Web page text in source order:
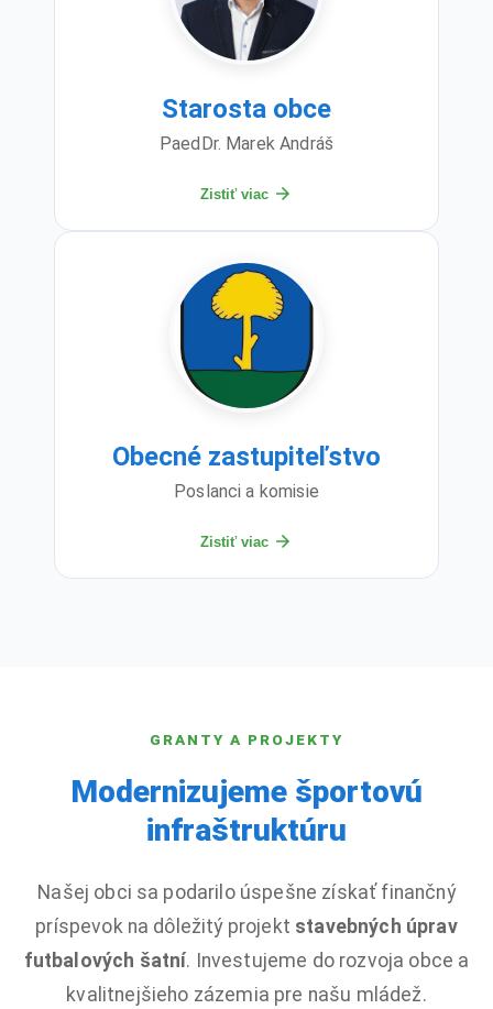
Starosta obce
PaedDr. Marek Andráš
Zistiť viac
Obecné zastupiteľstvo
Poslanci a komisie
Zistiť viac
GRANTY A PROJEKTY
Modernizujeme športovú
infraštruktúru
Našej obci sa podarilo úspešne získať finančný
príspevok na dôležitý projekt stavebných úprav
futbalových šatní. Investujeme do rozvoja obce a
kvalitnejšieho zázemia pre našu mládež.